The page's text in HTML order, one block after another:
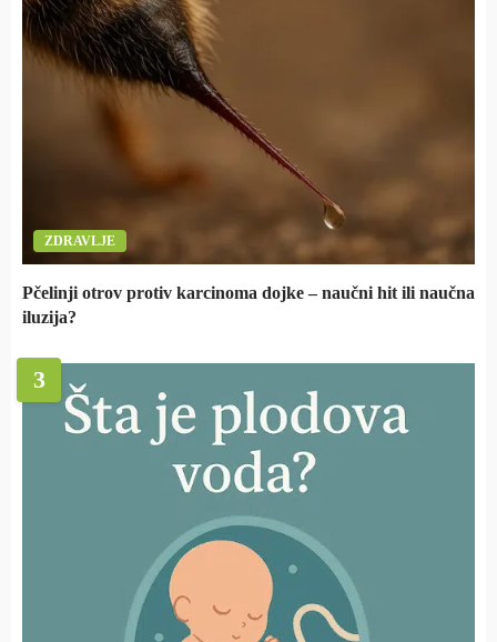
ZDRAVLJE
Pčelinji otrov protiv karcinoma dojke – naučni hit ili naučna
iluzija?
3